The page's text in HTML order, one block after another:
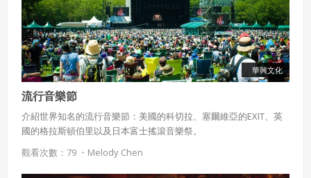
華興文化
流行音樂節
介紹世界知名的流行音樂節：美國的科切拉、塞爾維亞的EXIT、英
國的格拉斯頓伯里以及日本富士搖滾音樂祭。
觀看次數：79 ・ Melody Chen
五、聲明保證
會員聲明並保證會員於使用本系統時創作、上傳或張貼的著
作物，會員享有所有權或經合法授權。
如會員違反前項約定致吉寶系統公司遭追訴、請求或求償
者，吉寶系統公司應立即通知會員，必要時本系統得移除爭
議內容。會員應協助相關程序並負擔吉寶系統公司因此所生
支出（包括律師費用）、損害及損失。
六、終止
會員違反本合約或本系統任一規定者，吉寶系統公司得終止
本合約。